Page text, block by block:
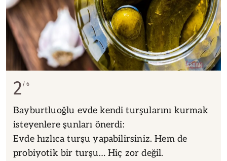
2 6
Bayburtluoğlu evde kendi turşularını kurmak
isteyenlere şunları önerdi:
Evde hızlıca turşu yapabilirsiniz. Hem de
probiyotik bir turşu… Hiç zor değil.